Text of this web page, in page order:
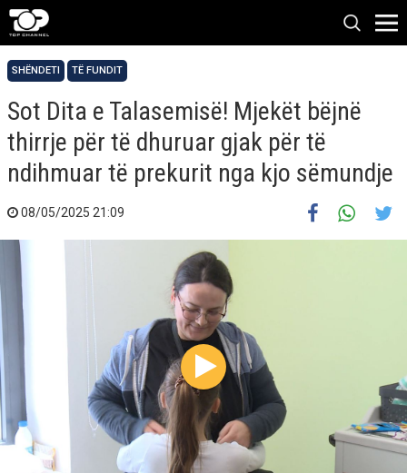
SHËNDETI TË FUNDIT
Sot Dita e Talasemisë! Mjekët bëjnë
thirrje për të dhuruar gjak për të
ndihmuar të prekurit nga kjo sëmundje
08/05/2025 21:09